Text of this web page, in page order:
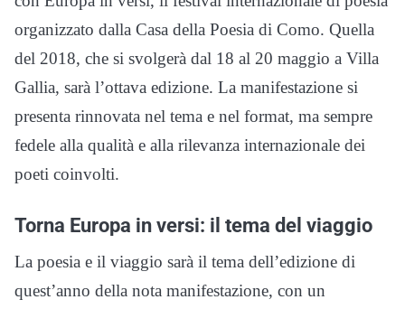
organizzato dalla Casa della Poesia di Como. Quella
del 2018, che si svolgerà dal 18 al 20 maggio a Villa
Gallia, sarà l’ottava edizione. La manifestazione si
presenta rinnovata nel tema e nel format, ma sempre
fedele alla qualità e alla rilevanza internazionale dei
poeti coinvolti.
Torna Europa in versi: il tema del viaggio
La poesia e il viaggio sarà il tema dell’edizione di
quest’anno della nota manifestazione, con un